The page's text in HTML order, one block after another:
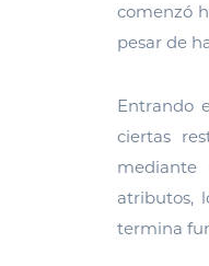
comenzó
pesar de
Entrando
ciertas
mediante
atributos,
termina